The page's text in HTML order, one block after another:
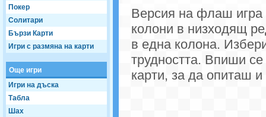
Покер
Солитари
Бързи Карти
Игри с размяна на карти
Още игри
Игри на дъска
Табла
Шах
Версия на флаш игра
колони в низходящ
в една колона.
трудността. Впиши
карти, за да опиташ